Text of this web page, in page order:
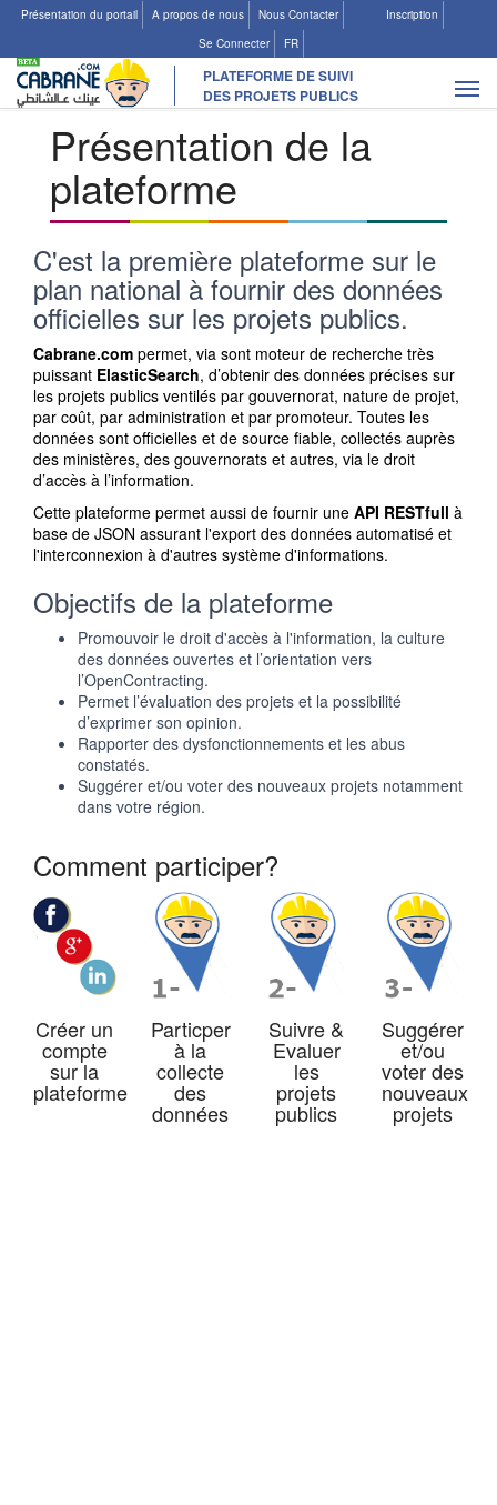
Présentation du portail A propos de nous Nous Contacter
Inscription
Se Connecter
FR
PLATEFORME DE SUIVI
DES PROJETS PUBLICS
Ajouter un projet existant
Suggérer un nouveau projet
Présentation de la
plateforme
C'est la première plateforme sur le
plan national à fournir des données
officielles sur les projets publics.
Cabrane.com permet, via sont moteur de recherche très
puissant ElasticSearch, d’obtenir des données précises sur
les projets publics ventilés par gouvernorat, nature de projet,
par coût, par administration et par promoteur. Toutes les
données sont officielles et de source fiable, collectés auprès
des ministères, des gouvernorats et autres, via le droit
d’accès à l’information.
Cette plateforme permet aussi de fournir une API RESTfull à
base de JSON assurant l'export des données automatisé et
l'interconnexion à d'autres système d'informations.
Objectifs de la plateforme
Promouvoir le droit d'accès à l'information, la culture
des données ouvertes et l’orientation vers
l’OpenContracting.
Permet l’évaluation des projets et la possibilité
d’exprimer son opinion.
Rapporter des dysfonctionnements et les abus
constatés.
Suggérer et/ou voter des nouveaux projets notamment
dans votre région.
Comment participer?
Créer un
compte
sur la
plateforme
Particper
à la
collecte
des
données
Suivre &
Evaluer
les
projets
publics
Suggérer
et/ou
voter des
nouveaux
projets